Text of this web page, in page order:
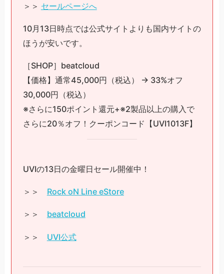
＞＞ セールページへ
10月13日時点では公式サイトよりも国内サイトの
ほうが安いです。
［SHOP］beatcloud
【価格】通常45,000円（税込） → 33%オフ
30,000円（税込）
※さらに150ポイント還元+※2製品以上の購入で
さらに20％オフ！クーポンコード【UVI1013F】
UVIの13日の金曜日セール開催中！
＞＞ Rock oN Line eStore
＞＞ beatcloud
＞＞ UVI公式